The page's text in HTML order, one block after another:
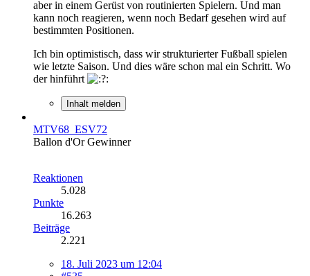
aber in einem Gerüst von routinierten Spielern. Und man
kann noch reagieren, wenn noch Bedarf gesehen wird auf
bestimmten Positionen.
Ich bin optimistisch, dass wir strukturierter Fußball spielen
wie letzte Saison. Und dies wäre schon mal ein Schritt. Wo
der hinführt
Inhalt melden
MTV68_ESV72
Ballon d'Or Gewinner
Reaktionen
5.028
Punkte
16.263
Beiträge
2.221
18. Juli 2023 um 12:04